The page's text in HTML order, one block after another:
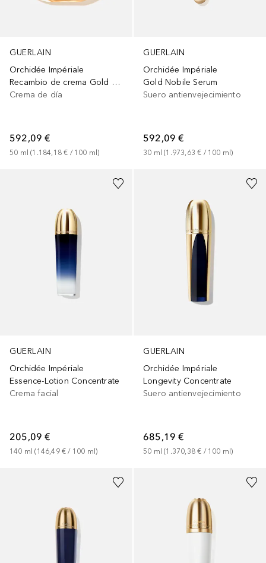
GUERLAIN
Orchidée Impériale
Recambio de crema Gold Nobile
Crema de día
592,09 €
50 ml (1.184,18 € / 100 ml)
GUERLAIN
Orchidée Impériale
Gold Nobile Serum
Suero antienvejecimiento
592,09 €
30 ml (1.973,63 € / 100 ml)
GUERLAIN
Orchidée Impériale
Essence-Lotion Concentrate
Crema facial
205,09 €
140 ml (146,49 € / 100 ml)
GUERLAIN
Orchidée Impériale
Longevity Concentrate
Suero antienvejecimiento
685,19 €
50 ml (1.370,38 € / 100 ml)